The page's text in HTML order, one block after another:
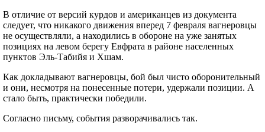
В отличие от версий курдов и американцев из документа
следует, что никакого движения вперед 7 февраля вагнеровцы
не осуществляли, а находились в обороне на уже занятых
позициях на левом берегу Евфрата в районе населенных
пунктов Эль-Табийя и Хшам.
Как докладывают вагнеровцы, бой был чисто оборонительный
и они, несмотря на понесенные потери, удержали позиции. А
стало быть, практически победили.
Согласно письму, события разворачивались так.